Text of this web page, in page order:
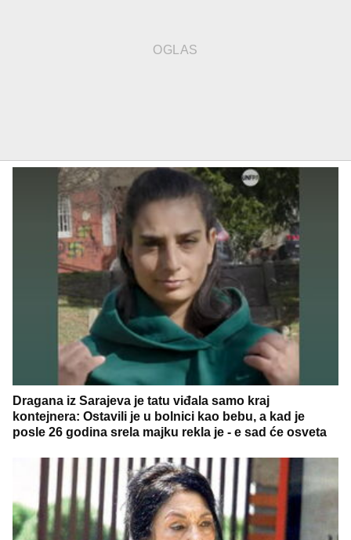
Dragana iz Sarajeva je tatu viđala samo kraj
kontejnera: Ostavili je u bolnici kao bebu, a kad je
posle 26 godina srela majku rekla je - e sad će osveta